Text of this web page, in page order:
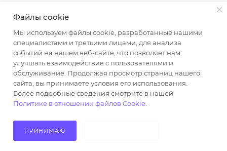
2026 © ООО "Вайт Текстиль групп"
Любая информация на сайте носит справочный
характер и не является публичной офертой
определяемой положениями пункта 2 статьи 437
Гражданского кодекса Российской Федерации.
Использование любых материалов, опубликованных
на https://opt-milena.ru, допустимо только при
наличии письменного разрешения редакции и
активной ссылки на https://opt-milena.ru
Файлы cookie
Мы используем файлы cookie, разработанные нашими
специалистами и третьими лицами, для анализа
событий на нашем веб-сайте, что позволяет нам
улучшать взаимодействие с пользователями и
обслуживание. Продолжая просмотр страниц нашего
сайта, вы принимаете условия его использования.
Более подробные сведения смотрите в нашей
Политике в отношении файлов Cookie
ПРИНИМАЮ